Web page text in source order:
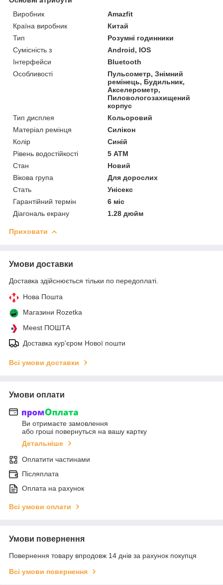
Виробник
Amazfit
Країна виробник
Китай
Тип
Розумні годинники
Сумісність з
Android, IOS
Інтерфейси
Bluetooth
Особливості
Пульсометр, Знімний
ремінець, Будильник,
Акселерометр,
Пиловологозахищений
корпус
Тип дисплея
Кольоровий
Матеріал ремінця
Силікон
Колір
Синій
Рівень водостійкості
5 АТМ
Стан
Новий
Вікова група
Для дорослих
Стать
Унісекс
Гарантійний термін
6 міс
Діагональ екрану
1.28 дюйм
Приховати
Умови доставки
Доставка здійснюється тільки по передоплаті.
Нова Пошта
Магазини Rozetka
Meest ПОШТА
Доставка кур'єром Нової пошти
Всі умови доставки
Умови оплати
Ви отримаєте замовлення
або гроші повернуться на вашу картку
Детальніше
Оплатити частинами
Післяплата
Оплата на рахунок
Всі умови оплати
Умови повернення
Повернення товару впродовж 14 днів за рахунок покупця
Всі умови повернення